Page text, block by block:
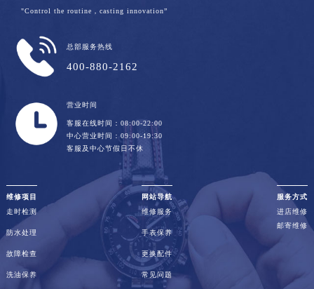
"Control the routine，casting innovation”
总部服务热线
400-880-2162
营业时间
客服在线时间：08:00-22:00
中心营业时间：09:00-19:30
客服及中心节假日不休
维修项目
走时检测
防水处理
故障检查
洗油保养
网站导航
维修服务
手表保养
更换配件
常见问题
服务方式
进店维修
邮寄维修